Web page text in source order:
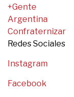
+Gente
Argentina
Confraternizar
Redes Sociales
Instagram
Facebook